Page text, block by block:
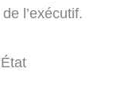
l’exécutif.